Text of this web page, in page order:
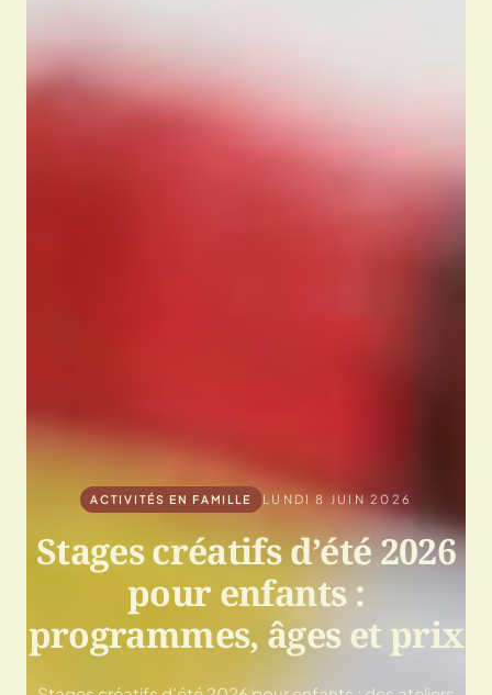
ACTIVITÉS EN FAMILLE LUNDI 8 JUIN 2026
Stages créatifs d’été 2026
pour enfants :
programmes, âges et prix